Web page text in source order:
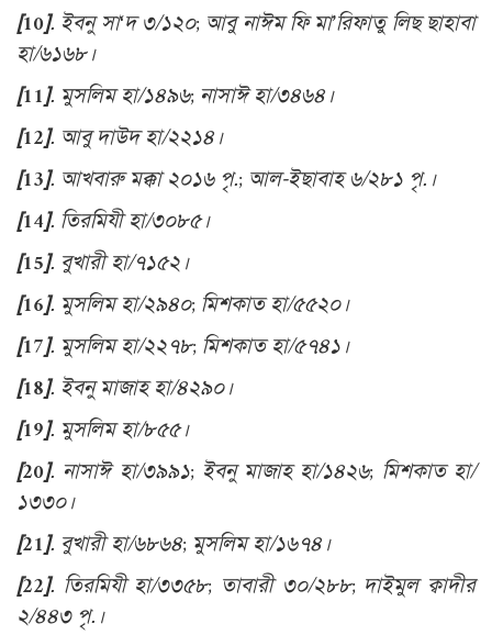
[10]. ইবনু সা‘দ ৩/১২০; আবু নাঈম ফি মা’রিফাতু লিছ ছাহাবা
হা/৬১৬৮।
[11]. মুসলিম হা/১৪৯৬; নাসাঈ হা/৩৪৬৪।
[12]. আবু দাউদ হা/২২১৪।
[13]. আখবারু মক্কা ২০১৬ পৃ.; আল-ইছাবাহ ৬/২৮১ পৃ.।
[14]. তিরমিযী হা/৩০৮৫।
[15]. বুখারী হা/৭১৫২।
[16]. মুসলিম হা/২৯৪০; মিশকাত হা/৫৫২০।
[17]. মুসলিম হা/২২৭৮; মিশকাত হা/৫৭৪১।
[18]. ইবনু মাজাহ হা/৪২৯০।
[19]. মুসলিম হা/৮৫৫।
[20]. নাসাঈ হা/৩৯৯১; ইবনু মাজাহ হা/১৪২৬; মিশকাত হা/
১৩৩০।
[21]. বুখারী হা/৬৮৬৪; মুসলিম হা/১৬৭৪।
[22]. তিরমিযী হা/৩৩৫৮; তাবারী ৩০/২৮৮; দাইমুল ক্বাদীর
২/৪৪৩ পৃ.।